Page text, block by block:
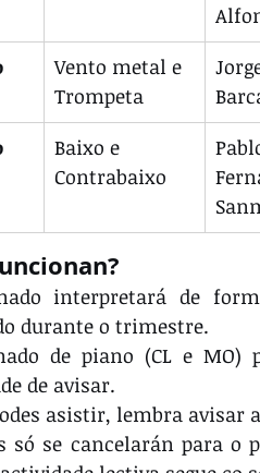
Vento metal e
Trompeta
Baixo e
Contrabaixo
interpretará de
durante o trimestre.
de piano (CL e
de avisar.
asistir, lembra avisar
só se cancelarán para o